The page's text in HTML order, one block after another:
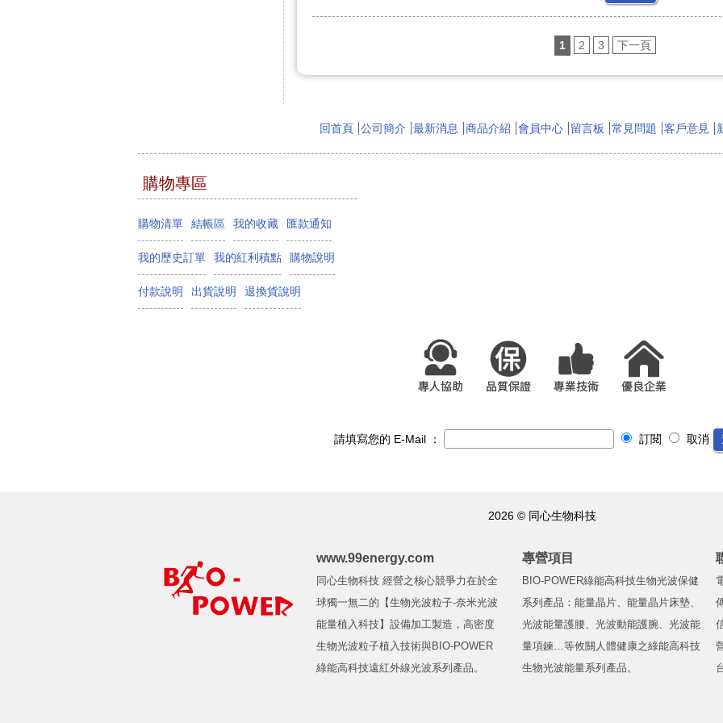
1 2 3 下一頁
回首頁 公司簡介 最新消息 商品介紹 會員中心 留言板 常見問題 客戶意見
購物專區
購物清單 結帳區 我的收藏 匯款通知
我的歷史訂單 我的紅利積點 購物說明
付款說明 出貨說明 退換貨說明
請填寫您的 E-Mail ： 訂閱 取消
2026 © 同心生物科技
www.99energy.com
同心生物科技 經營之核心競爭力在於全
球獨一無二的【生物光波粒子-奈米光波
能量植入科技】設備加工製造，高密度
生物光波粒子植入技術與BIO-POWER
綠能高科技遠紅外線光波系列產品。
專營項目
BIO-POWER綠能高科技生物光波保健
系列產品：能量晶片、能量晶片床墊、
光波能量護腰、光波動能護腕、光波能
量項鍊…等攸關人體健康之綠能高科技
生物光波能量系列產品。